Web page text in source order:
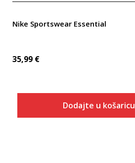
Nike Sportswear Essential
35,99 €
Dodajte u košaricu